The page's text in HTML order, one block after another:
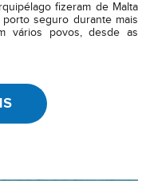
fizeram de Malta
seguro durante mais
vários povos, desde as